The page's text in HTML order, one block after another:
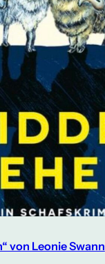
von Leonie Swann